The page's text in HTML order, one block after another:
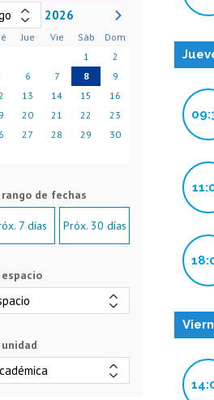
2026
Jue Vie Sáb
Dom
1
2
6 7 8
9
13 14 15
16
20 21 22
23
27 28 29
30
7 días Próx. 30 días